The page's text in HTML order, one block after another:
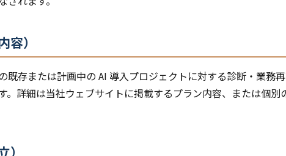
）
既存または計画中の AI 導入プロジェクトに対する診断・業務
。詳細は当社ウェブサイトに掲載するプラン内容、または個別